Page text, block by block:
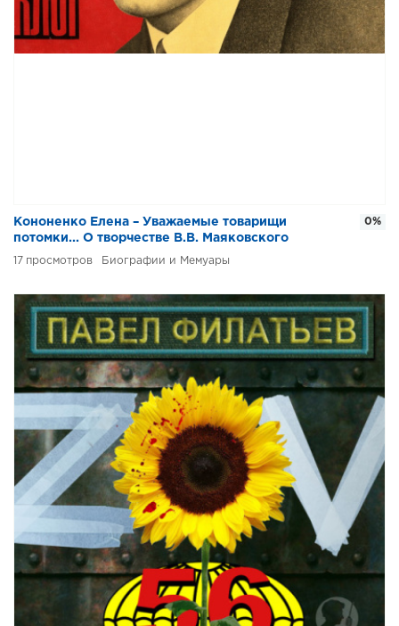
Кононенко Елена – Уважаемые товарищи
потомки... О творчестве В.В. Маяковского
17 Биографии и Мемуары
0%